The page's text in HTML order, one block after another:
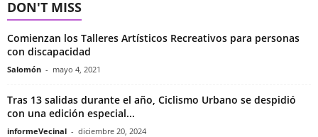
DON'T MISS
Comienzan los Talleres Artísticos Recreativos para personas
con discapacidad
Salomón - mayo 4, 2021
Tras 13 salidas durante el año, Ciclismo Urbano se despidió
con una edición especial...
informeVecinal - diciembre 20, 2024